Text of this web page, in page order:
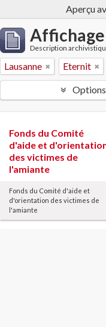
Aperçu
Description
Lausanne Eternit
Fonds du Comité
d'aide et
des victimes de
l'amiante
Fonds du Comité d'aide et
d'orientation des victimes de
l'amiante